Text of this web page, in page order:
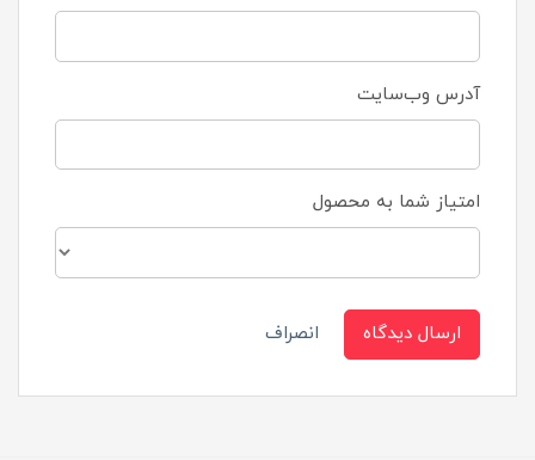
آدرس وب‌سایت
امتیاز شما به محصول
ارسال دیدگاه انصراف